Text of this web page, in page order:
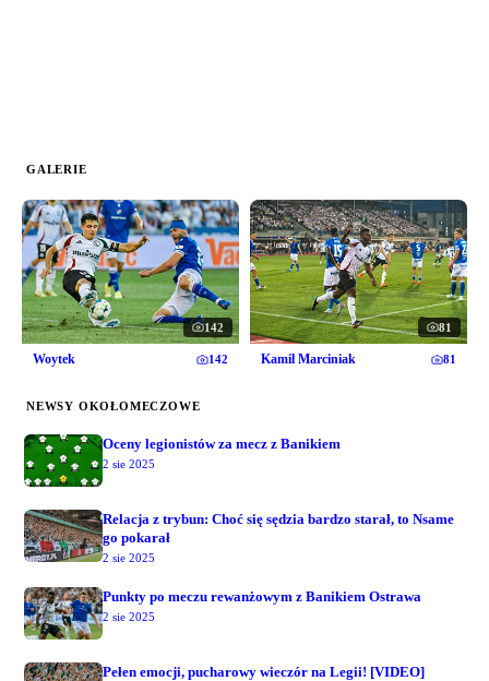
GALERIE
142
Woytek 142
81
Kamil Marciniak 81
NEWSY OKOŁOMECZOWE
Oceny legionistów za mecz z Banikiem
2 sie 2025
Relacja z trybun: Choć się sędzia bardzo starał, to Nsame
go pokarał
2 sie 2025
Punkty po meczu rewanżowym z Banikiem Ostrawa
2 sie 2025
Pełen emocji, pucharowy wieczór na Legii! [VIDEO]